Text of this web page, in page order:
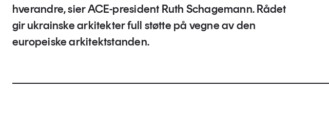
hverandre, sier ACE-president Ruth Schagemann. Rådet
gir ukrainske arkitekter full støtte på vegne av den
europeiske arkitektstanden.